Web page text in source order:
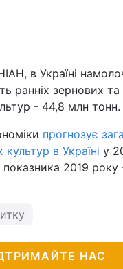
в Україні
ранніх зернових та
- 44,8 млн тонн.
прогнозує
в Україні у
показника 2019
НАС